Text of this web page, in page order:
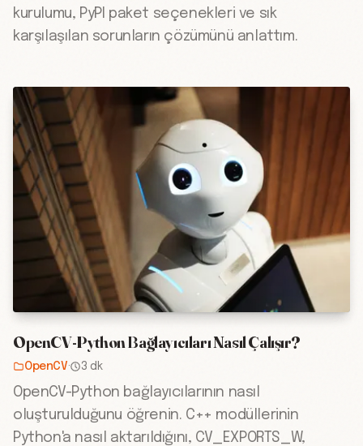
kurulumu, PyPI paket seçenekleri ve sık
karşılaşılan sorunların çözümünü anlattım.
OpenCV-Python Bağlayıcıları Nasıl Çalışır?
OpenCV· 3 dk
OpenCV-Python bağlayıcılarının nasıl
oluşturulduğunu öğrenin. C++ modüllerinin
Python'a nasıl aktarıldığını, CV_EXPORTS_W,